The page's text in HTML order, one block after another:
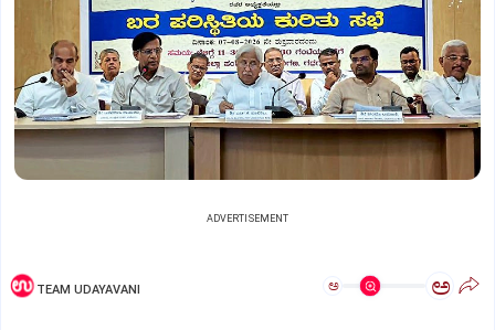
ADVERTISEMENT
TEAM UDAYAVANI ಅ ಅ